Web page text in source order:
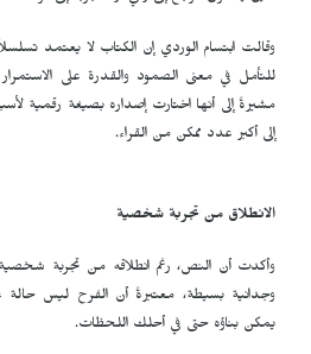
وقالت ابتسام الوردي إن الكتاب لا يعتمد
للتأمل في معنى الصمود والقدرة على
مشيرةً إلى أنها اختارت إصداره بصيغة رقمية
إلى أكبر عدد ممكن من القراء.
الانطلاق من تجربة شخصية
وأكدت أن النص، رغم انطلاقه من تجربة
وجدانية بسيطة، معتبرةً أن الفرح ليس حالة
يمكن بناؤه حتى في أحلك اللحظات.